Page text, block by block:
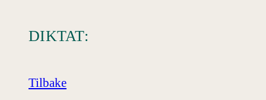
DIKTAT:
Tilbake